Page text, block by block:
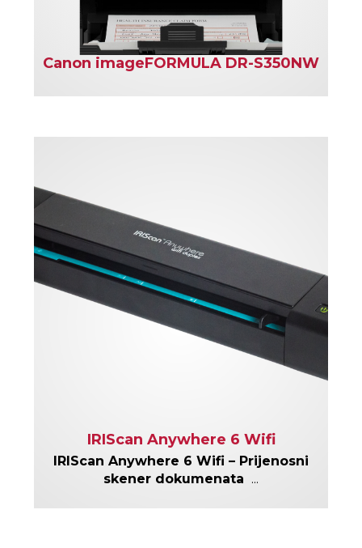
Canon imageFORMULA DR-S350NW
IRIScan Anywhere 6 Wifi
IRIScan Anywhere 6 Wifi – Prijenosni
skener dokumenata ...